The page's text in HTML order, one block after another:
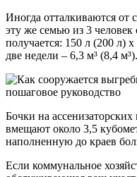
Иногда отталкиваются от
эту же семью из 3
получается: 150 л (200 л)
две недели – 6,3 м³ (8,4 м³).
Бочки на
вмещают около 3,5
наполненную до краев
Если коммунальное